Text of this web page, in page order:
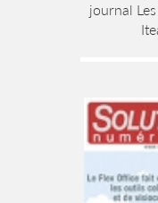
journal